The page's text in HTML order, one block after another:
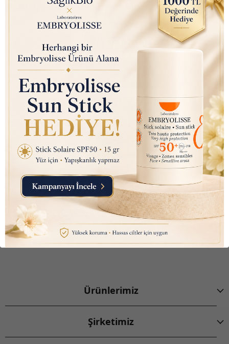
Mobil Uygulamalarımızı İndirin:
Sağlikbio Ofis Yol Tarifi
Email:info@saglikbio.com
Feneryolu mah. Fahir açan sok. No 1 A Kadıköy İstanbul
+90 544 699 47 99
Ürünlerimiz
Şirketimiz